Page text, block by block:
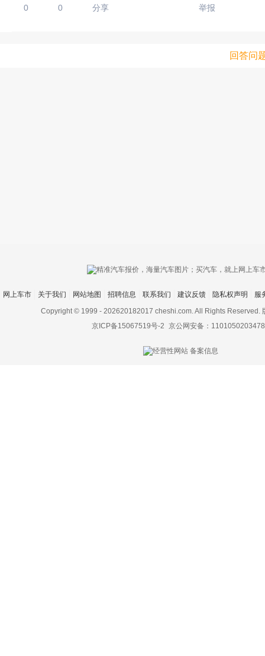
0 0 分享 举报
回答问
上传图片最多
网上车市 关于我们 网站地图 招聘信息 联系我们 建议反馈 隐私权声明
服
Copyright © 1999 - 202620182017 cheshi.com. All Rights Reserved.
京ICP备15067519号-2 京公网安备：